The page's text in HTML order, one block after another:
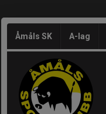
Åmåls SK A-lag